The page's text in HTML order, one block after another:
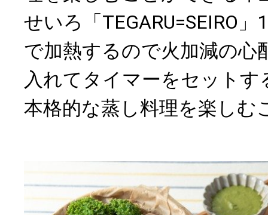
せいろ「TEGARU=SEIRO
で加熱するので火加減の心
入れてタイマーをセットす
本格的な蒸し料理を楽しむ